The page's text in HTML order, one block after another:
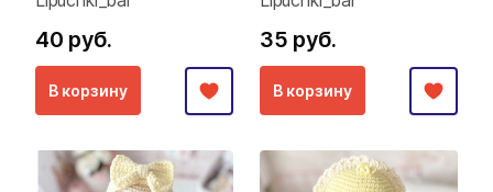
40 руб.
В корзину
35 руб.
В корзину